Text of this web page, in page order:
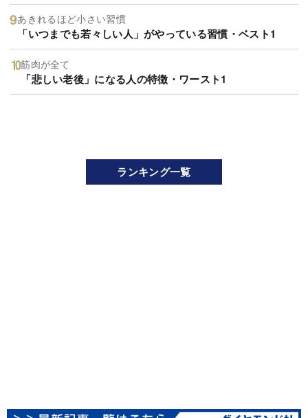
あきれるほど小さい習慣
「いつまでも若々しい人」がやっている習慣・ベスト1
筋肉が全て
「悲しい老後」になる人の特徴・ワースト1
ランキング一覧